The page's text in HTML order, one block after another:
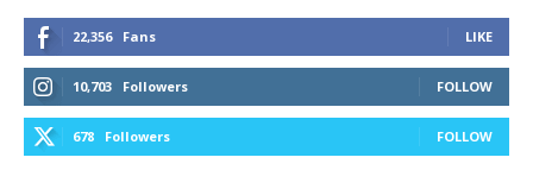
22,356 Fans LIKE
10,703 Followers FOLLOW
678 Followers FOLLOW